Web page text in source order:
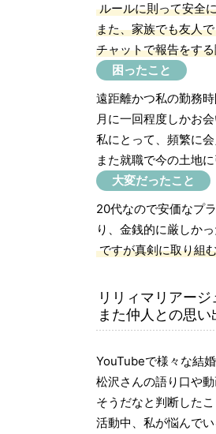
ルールに則って安全
また、家族でも友人
チャットで報告をす
困ったこと
遠距離かつ私の勤務
月に一回程度しかお
私にとって、頻繁に
また就職で今の土地
大変だったこと
20代なので安価なプ
り、金銭的に厳しかっ
ですが真剣に取り組
リリィマリアー
また仲人との思
YouTubeで様々な結
松沢さんの語り口や
そうだなと判断した
活動中、私が悩んで